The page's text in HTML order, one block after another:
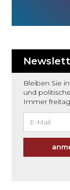
Bleiben Sie
und
Immer